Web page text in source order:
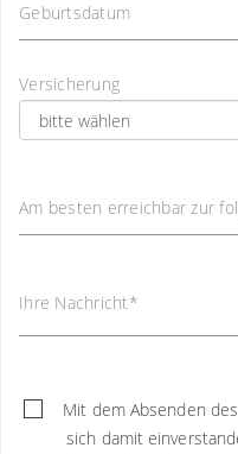
Geburtsdatum
Versicherung
Am besten erreichbar zur
Ihre Nachricht*
Mit dem Absenden
sich damit